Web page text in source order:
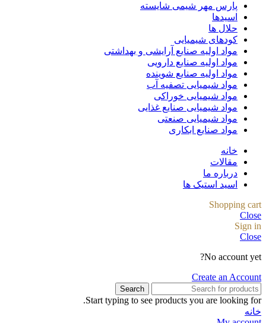
پارس مهر شیمی شایسته
اسیدها
حلال ها
کودهای شیمیایی
مواد اولیه صنایع آرایشی و بهداشتی
مواد اولیه صنایع دارویی
مواد اولیه صنایع شوینده
مواد شیمیایی تصفیه آب
مواد شیمیایی خوراکی
مواد شیمیایی صنایع غذایی
مواد شیمیایی صنعتی
مواد صنایع ابکاری
خانه
مقالات
درباره ما
اسید استیک ها
Shopping cart
Close
Sign in
Close
No account yet?
Create an Account
Search
Start typing to see products you are looking for.
خانه